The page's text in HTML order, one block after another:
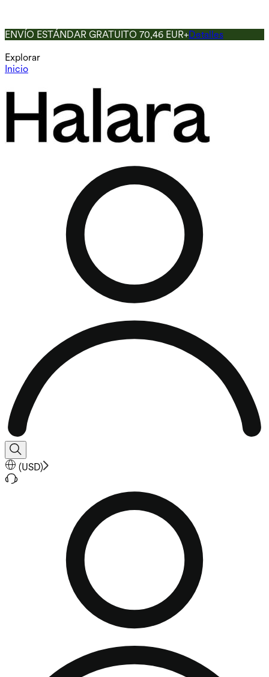
ENVÍO ESTÁNDAR GRATUITO 70,46 EUR+Detalles
Explorar
Inicio
(USD)